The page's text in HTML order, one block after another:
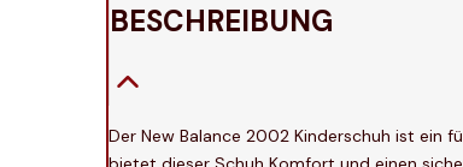
BESCHREIBUNG
Der New Balance 2002 Kinderschuh ist ein